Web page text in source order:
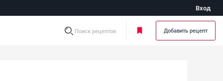
Вход
Поиск рецептов Добавить рецепт